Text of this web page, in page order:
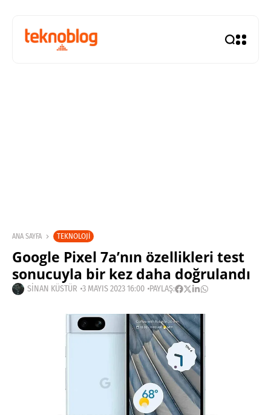
ANA SAYFA TEKNOLOJI
Google Pixel 7a’nın özellikleri test
sonucuyla bir kez daha doğrulandı
SINAN KÜSTÜR 3 MAYIS 2023 16:00 PAYLAŞ: